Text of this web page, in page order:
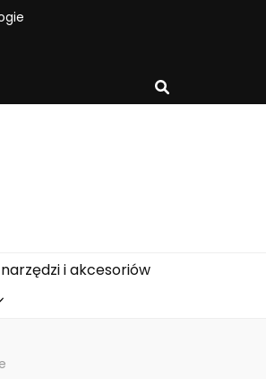
narzędzi i akcesoriów